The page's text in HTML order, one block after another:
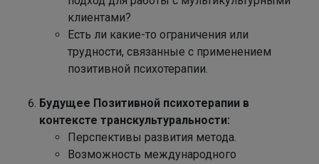
клиентами?
Есть ли какие-то ограничения или
трудности, связанные с применением
позитивной психотерапии.
Будущее Позитивной психотерапии в
контексте транскультуральности:
Перспективы развития метода.
Возможность международного